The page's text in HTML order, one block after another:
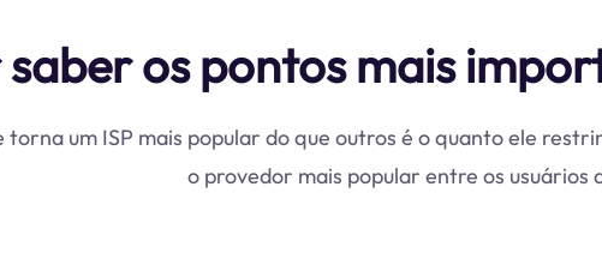
os pontos mais
um ISP mais popular do que outros é o quanto ele
o provedor mais popular entre os usuários